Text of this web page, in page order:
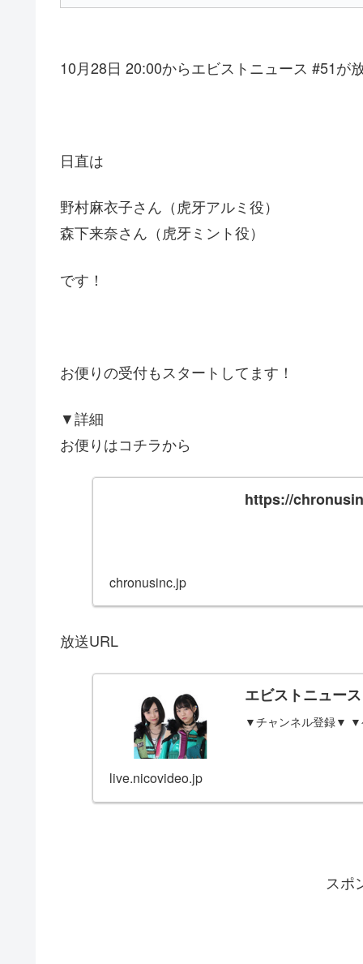
10月28日 20:00からエビストニュース #51が
日直は
野村麻衣子さん（虎牙アルミ役）
森下来奈さん（虎牙ミント役）
です！
お便りの受付もスタートしてます！
▼詳細
お便りはコチラから
https://
chronusinc.jp
放送URL
エビストニュー
▼チャンネル登録▼ ▼
live.nicovideo.jp
スポ